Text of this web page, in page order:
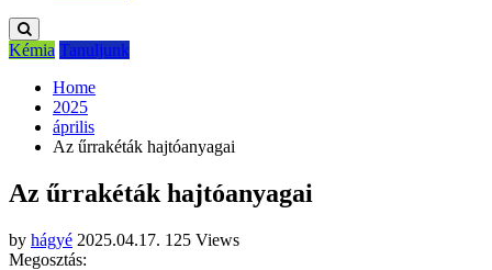
Kémia Tanuljunk
Home
2025
április
Az űrrakéták hajtóanyagai
Az űrrakéták hajtóanyagai
by hágyé 2025.04.17. 125 Views
Megosztás: